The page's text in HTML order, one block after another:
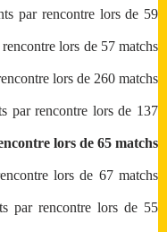
par rencontre lors de 59
lors de 57 matchs
lors de 260 matchs
par rencontre lors de 137
lors de 65 matchs
lors de 67 matchs
par rencontre lors de 55